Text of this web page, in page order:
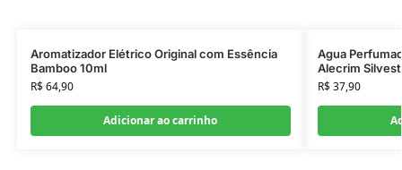
Aromatizador Elétrico Original com Essência
Bamboo 10ml
R$64,90
Adicionar ao carrinho
Agua
Alecrim
R$37,90